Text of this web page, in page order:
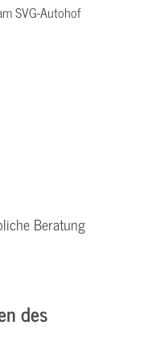
SVG-Autohof
Beratung
des